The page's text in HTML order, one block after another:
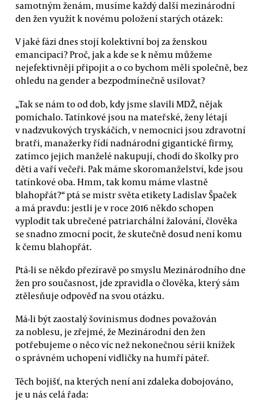
samotným ženám, musíme každý další mezinárodní
den žen využít k novému položení starých otázek:
V jaké fázi dnes stojí kolektivní boj za ženskou
emancipaci? Proč, jak a kde se k němu můžeme
nejefektivněji připojit a o co bychom měli společně, bez
ohledu na gender a bezpodmínečně usilovat?
„Tak se nám to od dob, kdy jsme slavili MDŽ, nějak
pomíchalo. Tatínkové jsou na mateřské, ženy létají
v nadzvukových tryskáčích, v nemocnici jsou zdravotní
bratři, manažerky řídí nadnárodní gigantické firmy,
zatímco jejich manželé nakupují, chodí do školky pro
děti a vaří večeři. Pak máme skoromanželství, kde jsou
tatínkové oba. Hmm, tak komu máme vlastně
blahopřát?“ ptá se mistr světa etikety Ladislav Špaček
a má pravdu: jestli je v roce 2016 někdo schopen
vyplodit tak ubrečené patriarchální žalování, člověka
se snadno zmocní pocit, že skutečně dosud není komu
k čemu blahopřát.
Ptá-li se někdo přezíravě po smyslu Mezinárodního dne
žen pro současnost, jde zpravidla o člověka, který sám
ztělesňuje odpověď na svou otázku.
Má-li být zaostalý šovinismus dodnes považován
za noblesu, je zřejmé, že Mezinárodní den žen
potřebujeme o něco víc než nekonečnou sérii knížek
o správném uchopení vidličky na humří páteř.
Těch bojišť, na kterých není ani zdaleka dobojováno,
je u nás celá řada: